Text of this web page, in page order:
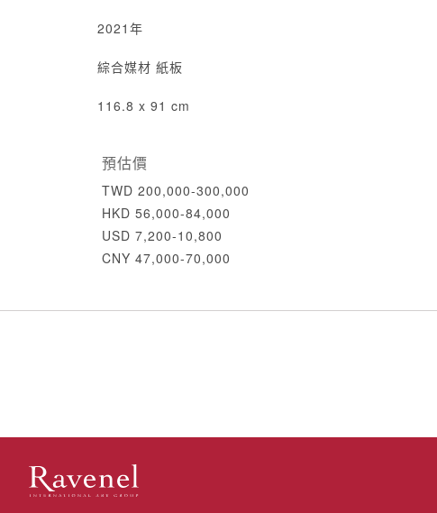
2021年
綜合媒材 紙板
116.8 x 91 cm
預估價
TWD 200,000-300,000
HKD 56,000-84,000
USD 7,200-10,800
CNY 47,000-70,000